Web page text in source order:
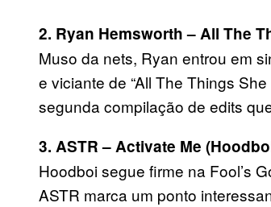
2. Ryan Hemsworth – All The
Muso da nets, Ryan entrou em
e viciante de “All The Things
segunda compilação de edits
3. ASTR – Activate Me
Hoodboi segue firme na Fool’s
ASTR marca um ponto